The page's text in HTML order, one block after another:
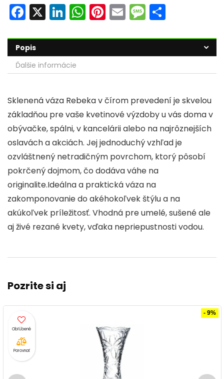
F
a
c
e
b
o
k
X Li
n
k
e
dI
n
W
h
a
ts
A
p
p
Pi
nt
er
e
st
E
m
ai
l
M
e
s
s
a
e
ar
e
Popis
Ďalšie informácie
Sklenená váza Rebeka v čírom prevedení je skvelou
základňou pre vaše kvetinové výzdoby u vás doma v
obývačke, spálni, v kancelárii alebo na najrôznejších
oslavách a akciách. Jej jednoduchý vzhľad je
ozvláštnený netradičným povrchom, ktorý pôsobí
pokrčený dojmom, čo dodáva váhe na
originalite.Ideálna a praktická váza na
zakomponovanie do akéhokoľvek štýlu a na
akúkoľvek príležitosť. Vhodná pre umelé, sušené ale
aj živé rezané kvety, vďaka nepriepustnosti vodou.
Pozrite si aj
Porovnať
- 9%